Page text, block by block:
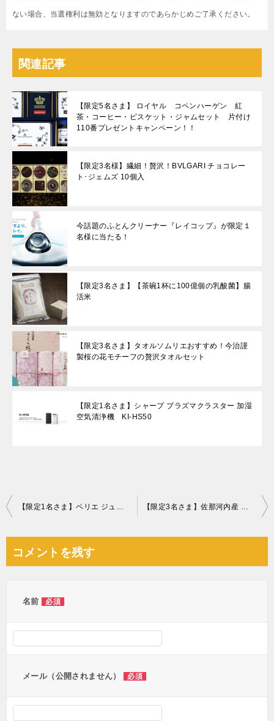
ない場合、当選権利は無効となりますのであらかじめご了承ください。
関連記事
【限定5名さま】 ロイヤル コペンハーゲン 紅
茶・コーヒー・ビスケット・ジャムセット 片付け
110番プレゼントキャンペーン！！
【限定3名様】繊細！贅沢！BVLGARI チョコレー
ト･ジェムズ 10個入
今話題のふとんクリーナー『レイコップ』が限定１
名様に当たる！
【限定3名さま】【茶碗1杯に100億個の乳酸菌】腸
活米
【限定3名さま】タオルソムリエおすすめ！今治謹
製桜の花モチーフの贅沢タオルセット
【限定1名さま】シャープ プラズマクラスター 加湿
空気清浄機 KI-HS50
投
ビ
【限定1名さま】ペリエ ジュエ ベル エポック ロゼ 【限定3名さま】佐那河内産 さくらももいちご
コメントを残す
名前 必須
メール（公開されません） 必須